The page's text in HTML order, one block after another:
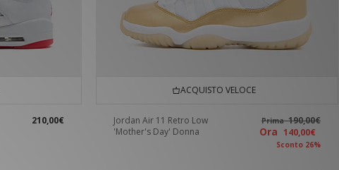
210,00€
ACQUISTO VELOCE
Jordan Air 11 Retro Low
'Mother's Day' Donna
Prima190,00€
Ora 140,00€
Sconto 26%